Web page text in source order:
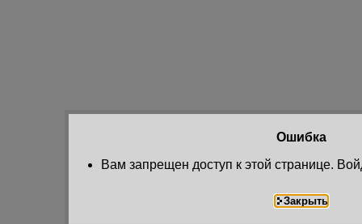
Ошибка
Вам запрещен доступ к этой странице.